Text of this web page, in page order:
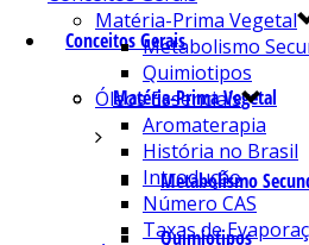
Conceitos Gerais
Matéria-Prima Vegetal
Metabolismo
Quimiotipos
Matéria-Prima Vegetal
Metabolismo
Quimiotipos
Óleos Essenciais
Aromaterapia
História no Brasil
Introdução
Número CAS
Taxas de